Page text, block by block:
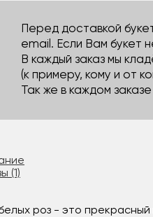
Перед доставкой
email. Если Вам букет
В каждый заказ мы
(к примеру, кому и от
Так же в каждом
(1)
роз - это